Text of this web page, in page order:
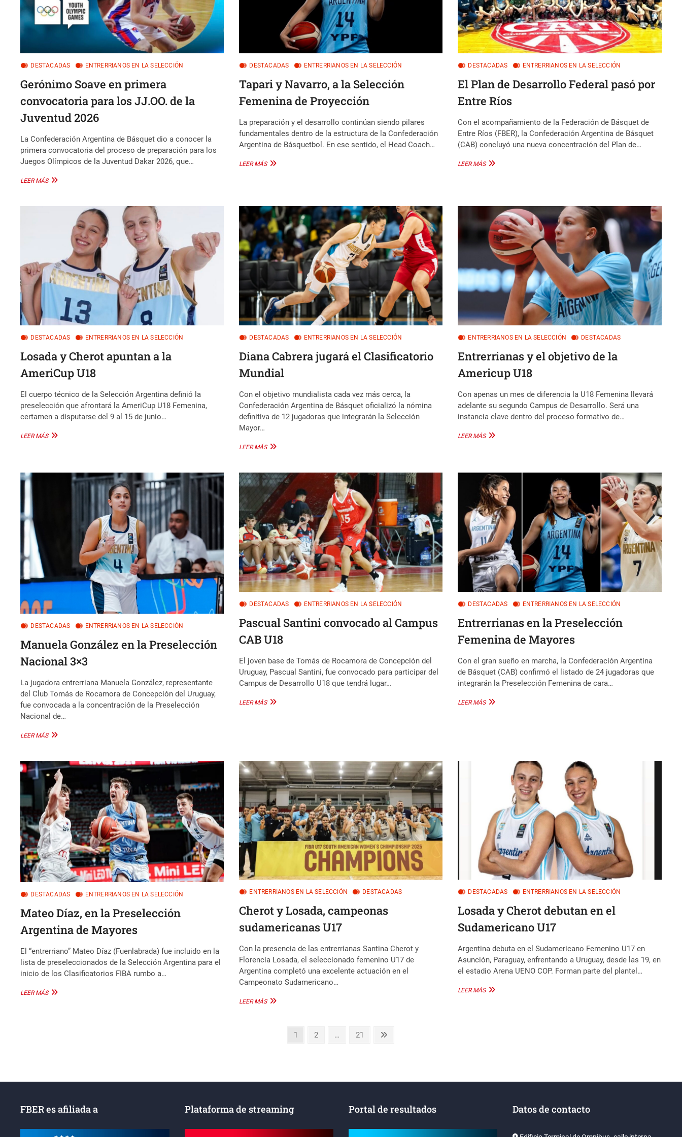
DESTACADAS ENTRERRIANOS EN LA SELECCIÓN
Gerónimo Soave en primera
convocatoria para los JJ.OO. de la
Juventud 2026
La Confederación Argentina de Básquet dio a conocer la
primera convocatoria del proceso de preparación para los
Juegos Olímpicos de la Juventud Dakar 2026, que…
LEER MÁSGERÓNIMO
PRIMERA
CONVOCATORIA
LA
JUVENTUD
2026
DESTACADAS ENTRERRIANOS EN LA SELECCIÓN
Tapari y Navarro, a la Selección
Femenina de Proyección
La preparación y el desarrollo continúan siendo pilares
fundamentales dentro de la estructura de la Confederación
Argentina de Básquetbol. En ese sentido, el Head Coach…
LEER MÁSTAPARI
SELECCIÓN
FEMENINA
DE
PROYECCIÓN
DESTACADAS ENTRERRIANOS EN LA SELECCIÓN
El Plan de Desarrollo Federal pasó por
Entre Ríos
Con el acompañamiento de la Federación de Básquet de
Entre Ríos (FBER), la Confederación Argentina de Básquet
(CAB) concluyó una nueva concentración del Plan de…
LEER MÁSEL
PASÓ
POR
ENTRE
RÍOS
DESTACADAS ENTRERRIANOS EN LA SELECCIÓN
Losada y Cherot apuntan a la
AmeriCup U18
El cuerpo técnico de la Selección Argentina definió la
preselección que afrontará la AmeriCup U18 Femenina,
certamen a disputarse del 9 al 15 de junio…
LEER MÁSLOSADA
DESTACADAS ENTRERRIANOS EN LA SELECCIÓN
Diana Cabrera jugará el Clasificatorio
Mundial
Con el objetivo mundialista cada vez más cerca, la
Confederación Argentina de Básquet oficializó la nómina
definitiva de 12 jugadoras que integrarán la Selección
Mayor…
LEER MÁSDIANA
EL
CLASIFICATORIO
MUNDIAL
ENTRERRIANOS EN LA SELECCIÓN DESTACADAS
Entrerrianas y el objetivo de la
Americup U18
Con apenas un mes de diferencia la U18 Femenina llevará
adelante su segundo Campus de Desarrollo. Será una
instancia clave dentro del proceso formativo de…
LEER MÁSENTRERRIANAS
LA
AMERICUP
U18
DESTACADAS ENTRERRIANOS EN LA SELECCIÓN
Manuela González en la Preselección
Nacional 3×3
La jugadora entrerriana Manuela González, representante
del Club Tomás de Rocamora de Concepción del Uruguay,
fue convocada a la concentración de la Preselección
Nacional de…
LEER MÁSMANUELA
LA
PRESELECCIÓN
NACIONAL
3×3
DESTACADAS ENTRERRIANOS EN LA SELECCIÓN
Pascual Santini convocado al Campus
CAB U18
El joven base de Tomás de Rocamora de Concepción del
Uruguay, Pascual Santini, fue convocado para participar del
Campus de Desarrollo U18 que tendrá lugar…
LEER MÁSPASCUAL
DESTACADAS ENTRERRIANOS EN LA SELECCIÓN
Entrerrianas en la Preselección
Femenina de Mayores
Con el gran sueño en marcha, la Confederación Argentina
de Básquet (CAB) confirmó el listado de 24 jugadoras que
integrarán la Preselección Femenina de cara…
LEER MÁSENTRERRIANAS
DESTACADAS ENTRERRIANOS EN LA SELECCIÓN
Mateo Díaz, en la Preselección
Argentina de Mayores
El “entrerriano” Mateo Díaz (Fuenlabrada) fue incluido en la
lista de preseleccionados de la Selección Argentina para el
inicio de los Clasificatorios FIBA rumbo a…
LEER MÁSMATEO
ENTRERRIANOS EN LA SELECCIÓN DESTACADAS
Cherot y Losada, campeonas
sudamericanas U17
Con la presencia de las entrerrianas Santina Cherot y
Florencia Losada, el seleccionado femenino U17 de
Argentina completó una excelente actuación en el
Campeonato Sudamericano…
LEER MÁSCHEROT
SUDAMERICANAS
DESTACADAS ENTRERRIANOS EN LA SELECCIÓN
Losada y Cherot debutan en el
Sudamericano U17
Argentina debuta en el Sudamericano Femenino U17 en
Asunción, Paraguay, enfrentando a Uruguay, desde las 19, en
el estadio Arena UENO COP. Forman parte del plantel…
LEER MÁSLOSADA
Page
1 Page
2 … Page
21
FBER es afiliada a Plataforma de streaming Portal de resultados Datos de contacto